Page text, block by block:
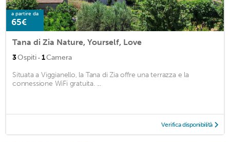
a partire da
65€
Tana di Zia Nature, Yourself, Love
3Ospiti · 1Camera
Situata a Viggianello, la Tana di Zia offre una terrazza e la
connessione WiFi gratuita. ...
Verifica disponibilità